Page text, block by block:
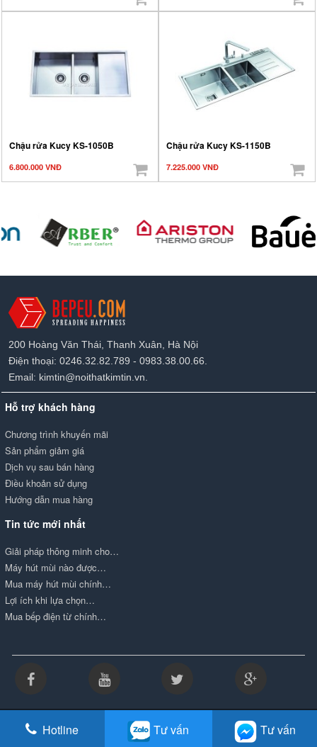
Chậu rửa Kucy KS-1050B
6.800.000 VNĐ
Chậu rửa Kucy KS-1150B
7.225.000 VNĐ
200 Hoàng Văn Thái, Thanh Xuân, Hà Nội
Điện thoại: 0246.32.82.789 - 0983.38.00.66.
Email: kimtin@noithatkimtin.vn.
Hỗ trợ khách hàng
Chương trình khuyến mãi
Sản phẩm giảm giá
Dịch vụ sau bán hàng
Điều khoản sử dụng
Hướng dẫn mua hàng
Tin tức mới nhất
Giải pháp thông minh cho…
Máy hút mùi nào được…
Mua máy hút mùi chính…
Lợi ích khi lựa chọn…
Mua bếp điện từ chính…
Hotline Tư vấn Tư vấn
Copyright by Kim Tín LTD - Được vận hành bởi Công ty TNHH Thương mại và nội
thất Kim Tín